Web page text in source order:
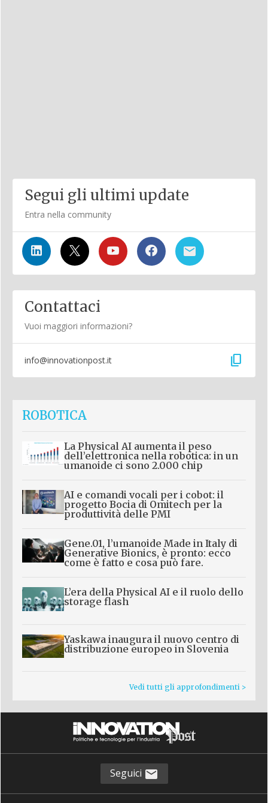
Segui gli ultimi update
Entra nella community
Contattaci
Vuoi maggiori informazioni?
info@innovationpost.it content_copy
ROBOTICA
La Physical AI aumenta il peso
dell’elettronica nella robotica: in un
umanoide ci sono 2.000 chip
AI e comandi vocali per i cobot: il
progetto Bocia di Omitech per la
produttività delle PMI
Gene.01, l’umanoide Made in Italy di
Generative Bionics, è pronto: ecco
come è fatto e cosa può fare.
L’era della Physical AI e il ruolo dello
storage flash
Yaskawa inaugura il nuovo centro di
distribuzione europeo in Slovenia
Vedi tutti gli approfondimenti >
Seguici